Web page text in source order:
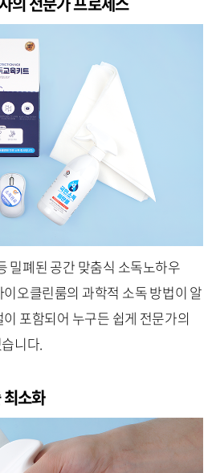
밀폐된 공간 맞춤식 소독노하우
오클린룸의 과학적 소독 방법이 알
포함되어 누구든 쉽게 전문가의
니다.
소화